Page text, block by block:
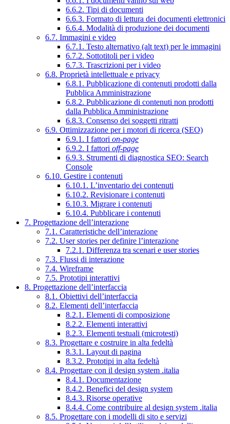
6.6.2. Tipi di documenti
6.6.3. Formato di lettura dei documenti elettronici
6.6.4. Modalità di produzione dei documenti
6.7. Immagini e video
6.7.1. Testo alternativo (alt text) per le immagini
6.7.2. Sottotitoli per i video
6.7.3. Trascrizioni per i video
6.8. Proprietà intellettuale e privacy
6.8.1. Pubblicazione di contenuti prodotti dalla
Pubblica Amministrazione
6.8.2. Pubblicazione di contenuti non prodotti
dalla Pubblica Amministrazione
6.8.3. Consenso dei soggetti ritratti
6.9. Ottimizzazione per i motori di ricerca (SEO)
6.9.1. I fattori on-page
6.9.2. I fattori off-page
6.9.3. Strumenti di diagnostica SEO: Search
Console
6.10. Gestire i contenuti
6.10.1. L’inventario dei contenuti
6.10.2. Revisionare i contenuti
6.10.3. Migrare i contenuti
6.10.4. Pubblicare i contenuti
7. Progettazione dell’interazione
7.1. Caratteristiche dell’interazione
7.2. User stories per definire l’interazione
7.2.1. Differenza tra scenari e user stories
7.3. Flussi di interazione
7.4. Wireframe
7.5. Prototipi interattivi
8. Progettazione dell’interfaccia
8.1. Obiettivi dell’interfaccia
8.2. Elementi dell’interfaccia
8.2.1. Elementi di composizione
8.2.2. Elementi interattivi
8.2.3. Elementi testuali (microtesti)
8.3. Progettare e costruire in alta fedeltà
8.3.1. Layout di pagina
8.3.2. Prototipi in alta fedeltà
8.4. Progettare con il design system .italia
8.4.1. Documentazione
8.4.2. Benefici del design system
8.4.3. Risorse operative
8.4.4. Come contribuire al design system .italia
8.5. Progettare con i modelli di sito e servizi